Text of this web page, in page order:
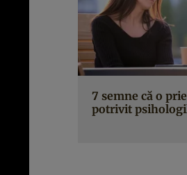
7 semne că o
potrivit